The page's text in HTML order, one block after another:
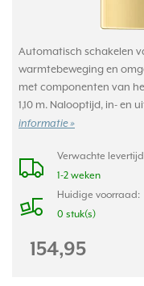
Automatisch schakelen
warmtebeweging en
met componenten van
1,10 m. Nalooptijd, in- en
informatie »
Verwachte
1-2 weken
Huidige voorraad:
0 stuk(s)
154,95